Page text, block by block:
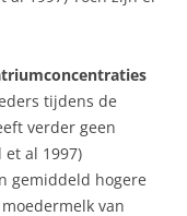
tijdens de
verder geen
al 1997)
gemiddeld hogere
van